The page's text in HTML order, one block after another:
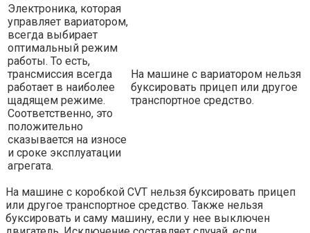
Электроника, которая
управляет вариатором,
всегда выбирает
оптимальный режим
работы. То есть,
трансмиссия всегда
работает в наиболее
щадящем режиме.
Соответственно, это
положительно
сказывается на износе
и сроке эксплуатации
агрегата.
На машине с вариатором нельзя
буксировать прицеп или другое
транспортное средство.
На машине с коробкой CVT нельзя буксировать прицеп
или другое транспортное средство. Также нельзя
буксировать и саму машину, если у нее выключен